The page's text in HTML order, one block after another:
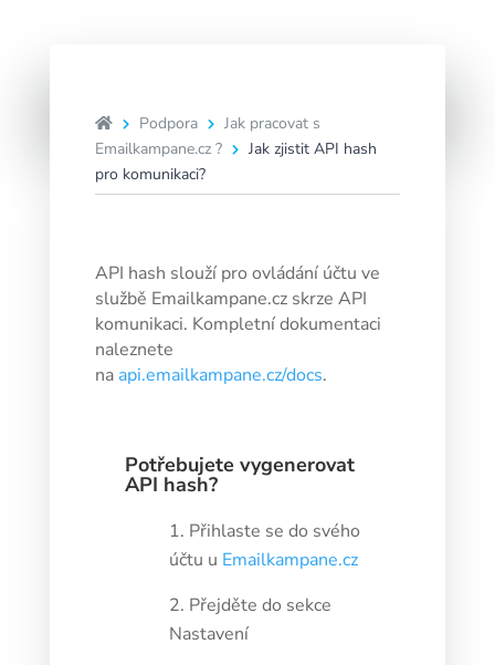
Podpora
Jak pracovat s
Emailkampane.cz ?
Jak zjistit API hash
pro komunikaci?
API hash slouží pro ovládání účtu ve
službě Emailkampane.cz skrze API
komunikaci. Kompletní dokumentaci
naleznete
na api.emailkampane.cz/docs.
Potřebujete vygenerovat
API hash?
Přihlaste se do svého
účtu u Emailkampane.cz
Přejděte do sekce
Nastavení